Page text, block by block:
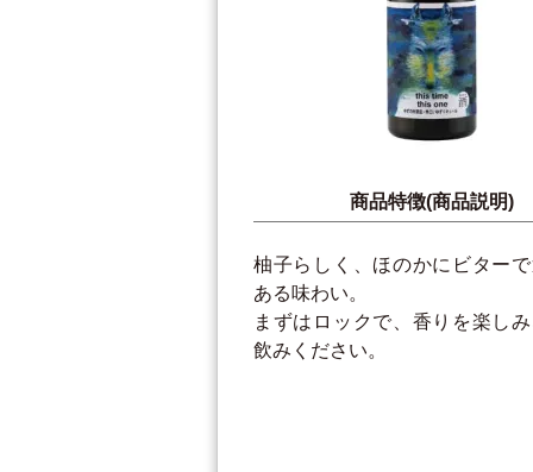
商品特徴(商品説明)
柚子らしく、ほのかにビター
ある味わい。
まずはロックで、香りを楽し
飲みください。